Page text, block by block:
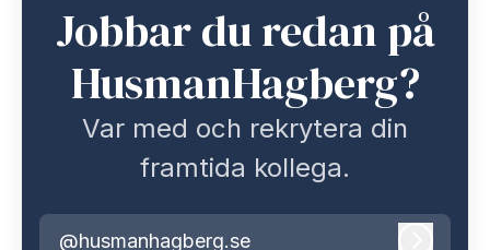
Jobbar du redan på
HusmanHagberg?
Var med och rekrytera din
framtida kollega.
@husmanhagberg.se